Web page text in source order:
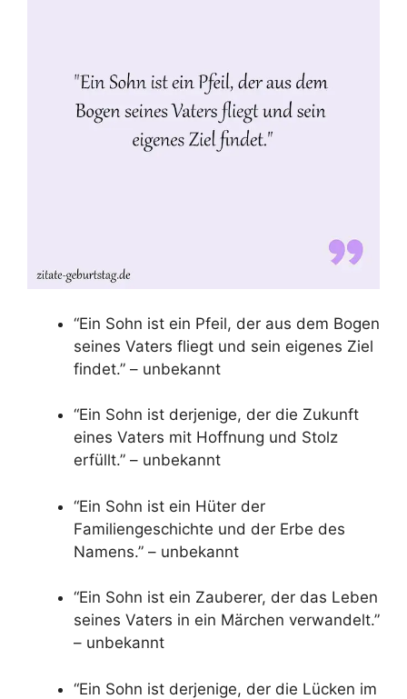
“Ein Sohn ist ein Pfeil, der aus dem Bogen
seines Vaters fliegt und sein eigenes Ziel
findet.” – unbekannt
“Ein Sohn ist derjenige, der die Zukunft
eines Vaters mit Hoffnung und Stolz
erfüllt.” – unbekannt
“Ein Sohn ist ein Hüter der
Familiengeschichte und der Erbe des
Namens.” – unbekannt
“Ein Sohn ist ein Zauberer, der das Leben
seines Vaters in ein Märchen verwandelt.”
– unbekannt
“Ein Sohn ist derjenige, der die Lücken im